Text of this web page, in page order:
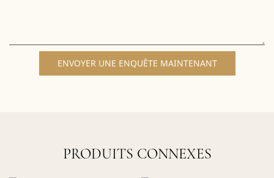
ENVOYER UNE ENQUÊTE MAINTENANT
PRODUITS CONNEXES